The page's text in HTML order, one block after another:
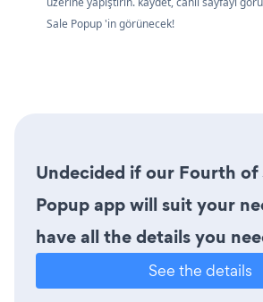
Sale Popup 'in görünecek!
Undecided if our Fourth of
Popup app will suit your
have all the details you
See the details